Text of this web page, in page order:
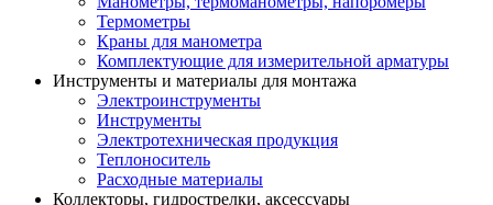
Термометры
Краны для манометра
Комплектующие для измерительной арматуры
Инструменты и материалы для монтажа
Электроинструменты
Инструменты
Электротехническая продукция
Теплоноситель
Расходные материалы
Коллекторы, гидрострелки, аксессуары